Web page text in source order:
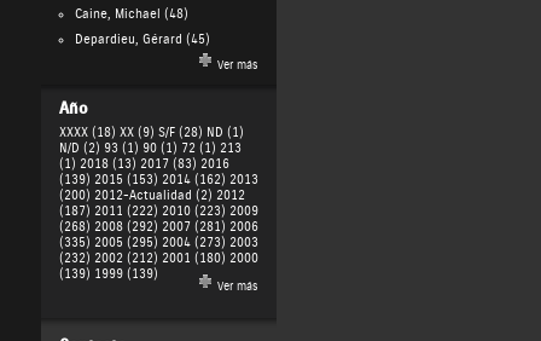
Caine, Michael (48)
Depardieu, Gérard (45)
Ver más
Año
XXXX (18) XX (9) S/F (28) ND (1)
N/D (2) 93 (1) 90 (1) 72 (1) 213
(1) 2018 (13) 2017 (83) 2016
(139) 2015 (153) 2014 (162) 2013
(200) 2012-Actualidad (2) 2012
(187) 2011 (222) 2010 (223) 2009
(268) 2008 (292) 2007 (281) 2006
(335) 2005 (295) 2004 (273) 2003
(232) 2002 (212) 2001 (180) 2000
(139) 1999 (139)
Ver más